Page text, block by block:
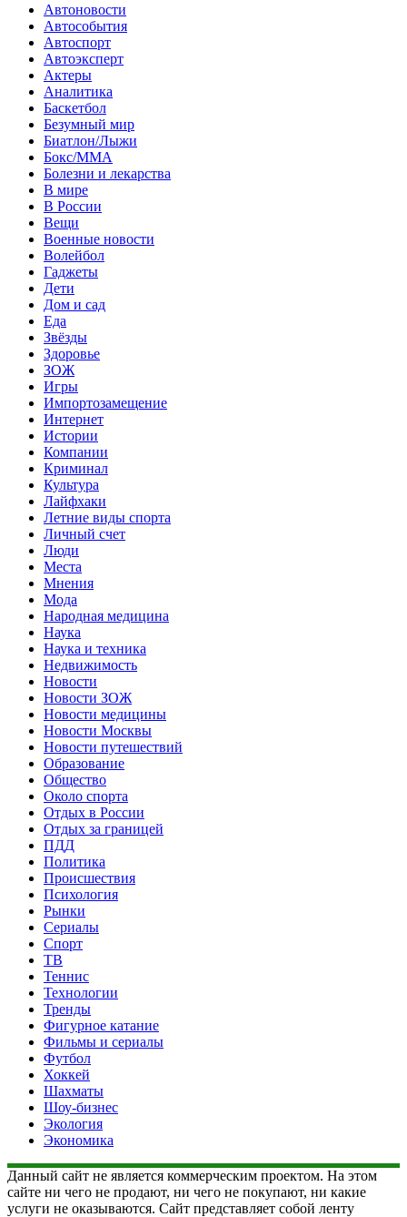
Автоновости
Автособытия
Автоспорт
Автоэксперт
Актеры
Аналитика
Баскетбол
Безумный мир
Биатлон/Лыжи
Бокс/MMA
Болезни и лекарства
В мире
В России
Вещи
Военные новости
Волейбол
Гаджеты
Дети
Дом и сад
Еда
Звёзды
Здоровье
ЗОЖ
Игры
Импортозамещение
Интернет
Истории
Компании
Криминал
Культура
Лайфхаки
Летние виды спорта
Личный счет
Люди
Места
Мнения
Мода
Народная медицина
Наука
Наука и техника
Недвижимость
Новости
Новости ЗОЖ
Новости медицины
Новости Москвы
Новости путешествий
Образование
Общество
Около спорта
Отдых в России
Отдых за границей
ПДД
Политика
Происшествия
Психология
Рынки
Сериалы
Спорт
ТВ
Теннис
Технологии
Тренды
Фигурное катание
Фильмы и сериалы
Футбол
Хоккей
Шахматы
Шоу-бизнес
Экология
Экономика
Данный сайт не является коммерческим проектом. На этом
сайте ни чего не продают, ни чего не покупают, ни какие
услуги не оказываются. Сайт представляет собой ленту